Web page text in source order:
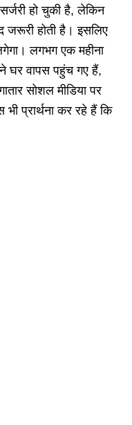
हो चुकी है, लेकिन
जरूरी होती है। इसलिए
लगभग एक महीना
घर वापस पहुंच गए हैं,
सोशल मीडिया पर
प्रार्थना कर रहे हैं कि